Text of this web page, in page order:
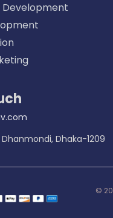
Development
Dhaka-1209
©